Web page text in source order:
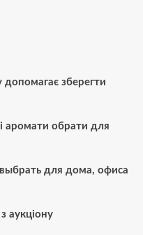
допомагає зберегти
аромати обрати для
для дома, офиса
аукціону